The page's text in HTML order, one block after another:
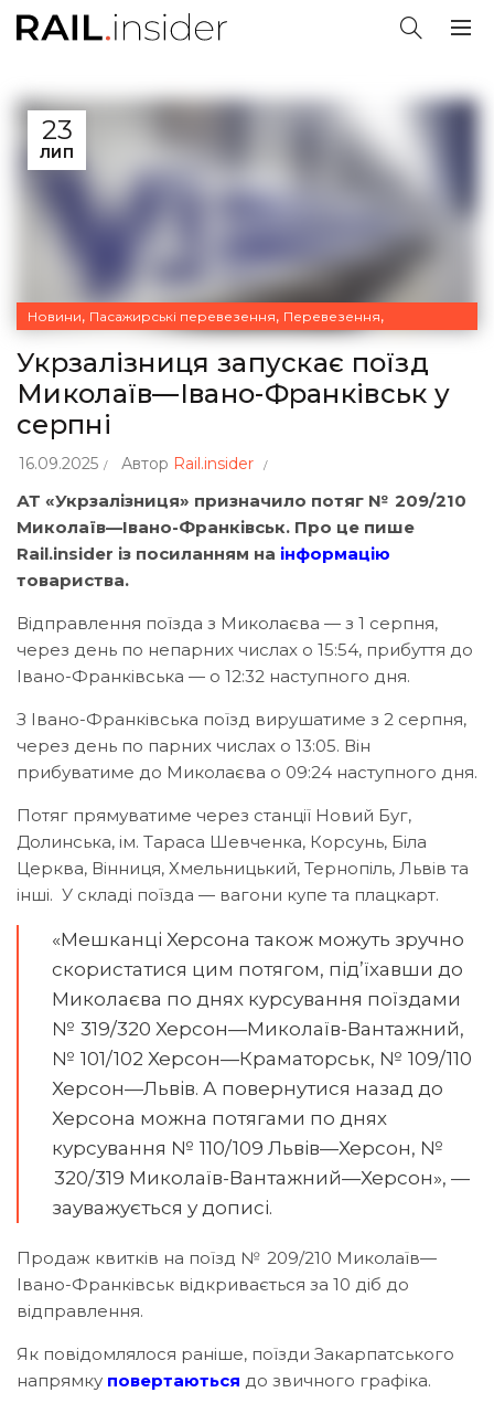
23
ЛИП
Новини, Пасажирські перевезення, Перевезення,
Укрзалізниця запускає поїзд
Миколаїв—Івано-Франківськ у
серпні
16.09.2025 Автор Rail.insider
АТ «Укрзалізниця» призначило потяг № 209/210
Миколаїв—Івано-Франківськ. Про це пише
Rail.insider із посиланням на інформацію
товариства.
Відправлення поїзда з Миколаєва — з 1 серпня,
через день по непарних числах о 15:54, прибуття до
Івано-Франківська — о 12:32 наступного дня.
З Івано-Франківська поїзд вирушатиме з 2 серпня,
через день по парних числах о 13:05. Він
прибуватиме до Миколаєва о 09:24 наступного дня.
Потяг прямуватиме через станції Новий Буг,
Долинська, ім. Тараса Шевченка, Корсунь, Біла
Церква, Вінниця, Хмельницький, Тернопіль, Львів та
інші. У складі поїзда — вагони купе та плацкарт.
«Мешканці Херсона також можуть зручно
скористатися цим потягом, під’їхавши до
Миколаєва по днях курсування поїздами
№ 319/320 Херсон—Миколаїв-Вантажний,
№ 101/102 Херсон—Краматорськ, № 109/110
Херсон—Львів. А повернутися назад до
Херсона можна потягами по днях
курсування № 110/109 Львів—Херсон, №
320/319 Миколаїв-Вантажний—Херсон», —
зауважується у дописі.
Продаж квитків на поїзд № 209/210 Миколаїв—
Івано-Франківськ відкривається за 10 діб до
відправлення.
Як повідомлялося раніше, поїзди Закарпатського
напрямку повертаються до звичного графіка.